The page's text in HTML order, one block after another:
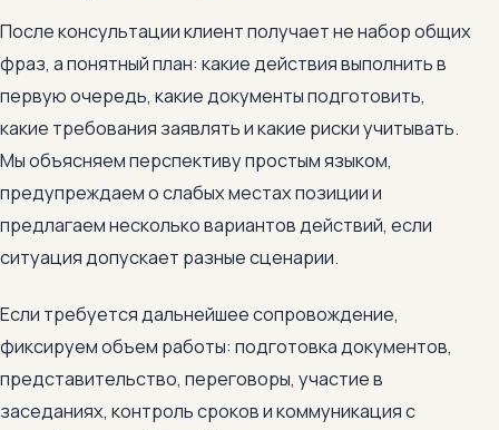
После консультации клиент получает не набор общих
фраз, а понятный план: какие действия выполнить в
первую очередь, какие документы подготовить,
какие требования заявлять и какие риски учитывать.
Мы объясняем перспективу простым языком,
предупреждаем о слабых местах позиции и
предлагаем несколько вариантов действий, если
ситуация допускает разные сценарии.
Если требуется дальнейшее сопровождение,
фиксируем объем работы: подготовка документов,
представительство, переговоры, участие в
заседаниях, контроль сроков и коммуникация с